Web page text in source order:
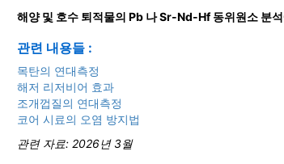
해양 및 호수 퇴적물의 Pb 나 Sr-Nd-Hf 동위원소 분
관련 내용들 :
목탄의 연대측정
해저 리저비어 효과
조개껍질의 연대측정
코어 시료의 오염 방지법
관련 자료: 2026년 3월